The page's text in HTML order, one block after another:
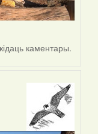
каментары.